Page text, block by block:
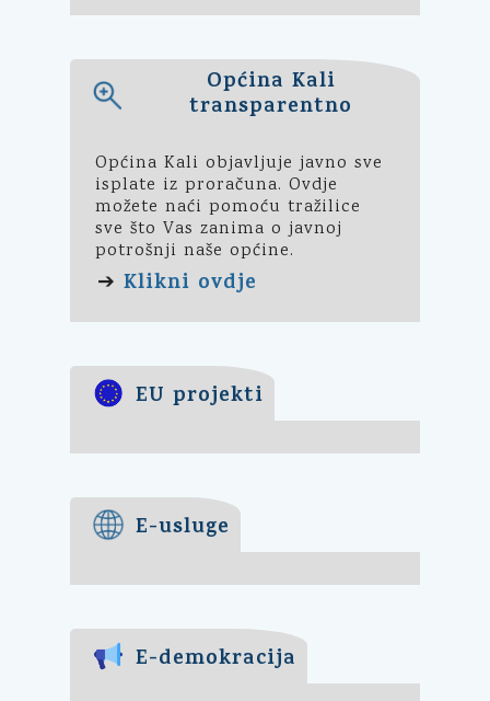
Općina Kali
transparentno
Općina Kali objavljuje javno sve
isplate iz proračuna. Ovdje
možete naći pomoću tražilice
sve što Vas zanima o javnoj
potrošnji naše općine.
➔ Klikni ovdje
EU projekti
E-usluge
E-demokracija